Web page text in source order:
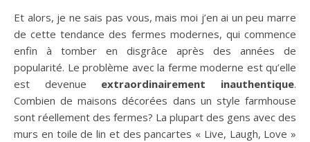
Et alors, je ne sais pas vous, mais moi j’en ai un peu marre
de cette tendance des fermes modernes, qui commence
enfin à tomber en disgrâce après des années de
popularité. Le problème avec la ferme moderne est qu’elle
est devenue extraordinairement inauthentique.
Combien de maisons décorées dans un style farmhouse
sont réellement des fermes? La plupart des gens avec des
murs en toile de lin et des pancartes « Live, Laugh, Love »